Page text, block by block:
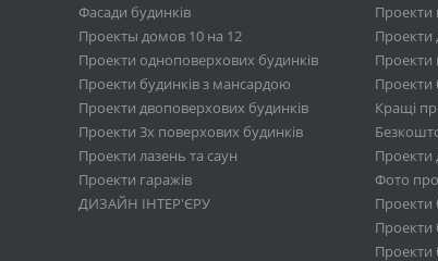
Фасади будинків
Проекты домов 10 на 12
Проекти одноповерхових будинків
Проекти будинків з мансардою
Проекти двоповерхових будинків
Проекти 3х поверхових будинків
Проекти лазень та саун
Проекти гаражів
ДИЗАЙН ІНТЕР'ЄРУ
Проекти
Проекти
Проекти
Проекти
Кращі
Проекти
Фото
Проекти
Проекти
Проекти